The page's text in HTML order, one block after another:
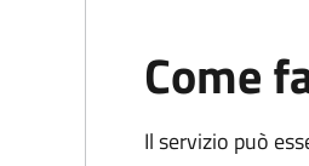
Come
Il servizio può